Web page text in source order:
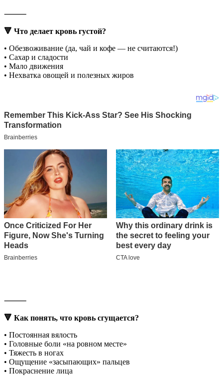
⸻
🔻 Что делает кровь густой?
• Обезвоживание (да, чай и кофе — не считаются!)
• Сахар и сладости
• Мало движения
• Нехватка овощей и полезных жиров
⸻
🔻 Как понять, что кровь сгущается?
• Постоянная вялость
• Головные боли «на ровном месте»
• Тяжесть в ногах
• Ощущение «засыпающих» пальцев
• Покраснение лица